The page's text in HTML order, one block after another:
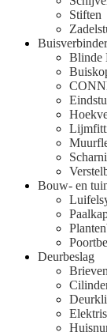
Stiften
Blinde
Bouw- en
Deurbeslag